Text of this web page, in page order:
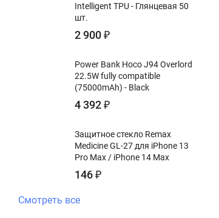
Intelligent TPU - Глянцевая 50
шт.
2 900₽
Power Bank Hoco J94 Overlord
22.5W fully compatible
(75000mAh) - Black
4 392₽
Защитное стекло Remax
Medicine GL-27 для iPhone 13
Pro Max / iPhone 14 Max
146₽
Смотреть все